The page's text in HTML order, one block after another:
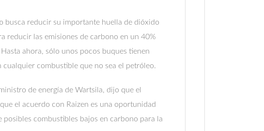
busca reducir su importante huella de dióxido
reducir las emisiones de carbono en un 40%
ahora, sólo unos pocos buques tienen
combustible que no sea el petróleo.
de energía de Wartsila, dijo que el
el acuerdo con Raizen es una oportunidad
combustibles bajos en carbono para la